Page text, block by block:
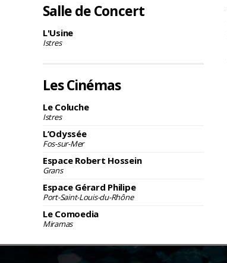
Salle de Concert
L'Usine
Istres
Les Cinémas
Le Coluche
Istres
L’Odyssée
Fos-sur-Mer
Espace Robert Hossein
Grans
Espace Gérard Philipe
Port-Saint-Louis-du-Rhône
Le Comoedia
Miramas